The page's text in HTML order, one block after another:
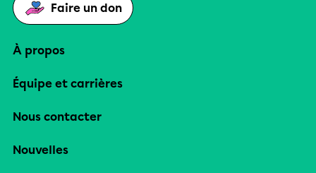
Faire un don
À propos
Équipe et carrières
Nous contacter
Nouvelles